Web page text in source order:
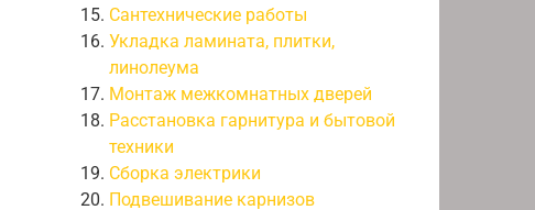
Сантехнические работы
Укладка ламината, плитки,
линолеума
Монтаж межкомнатных дверей
Расстановка гарнитура и бытовой
техники
Сборка электрики
Подвешивание карнизов